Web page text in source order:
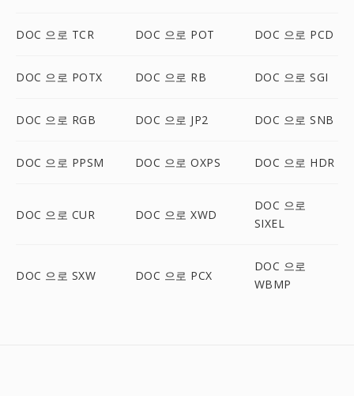
DOC 으로 TCR DOC 으로 POT DOC 으로 PCD
DOC 으로 POTX DOC 으로 RB DOC 으로 SGI
DOC 으로 RGB DOC 으로 JP2 DOC 으로 SNB
DOC 으로 PPSM DOC 으로 OXPS DOC 으로 HDR
DOC 으로 CUR DOC 으로 XWD
DOC 으로
SIXEL
DOC 으로 SXW DOC 으로 PCX
DOC 으로
WBMP